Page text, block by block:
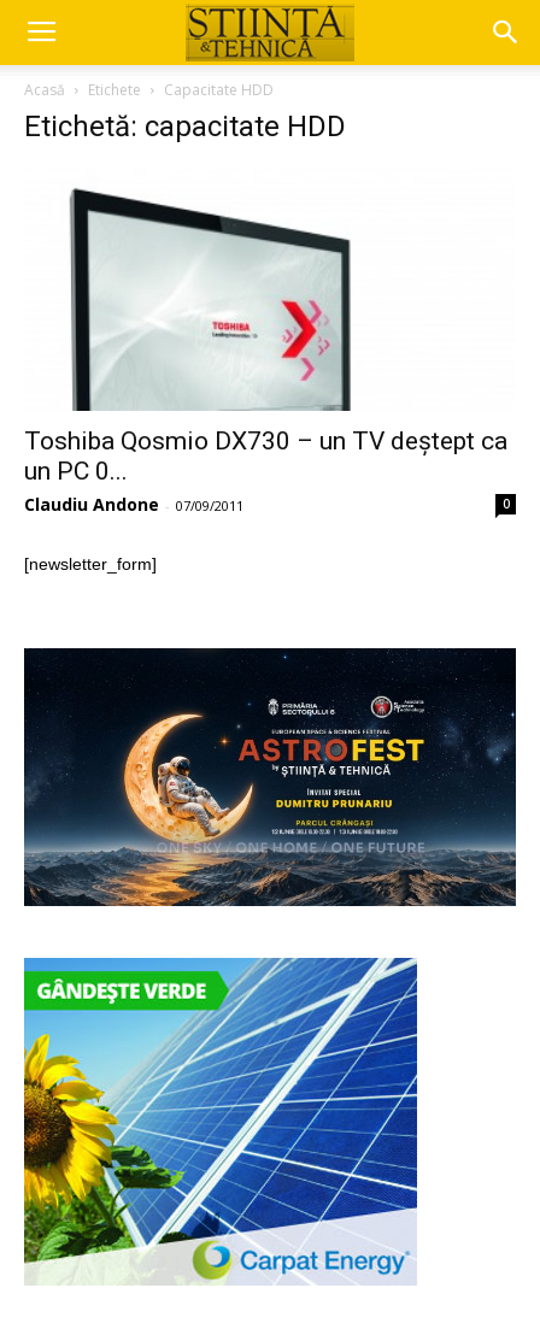
Acasă Etichete Capacitate HDD
Etichetă: capacitate HDD
Toshiba Qosmio DX730 – un TV deștept ca
un PC 0...
Claudiu Andone - 07/09/2011 0
[newsletter_form]